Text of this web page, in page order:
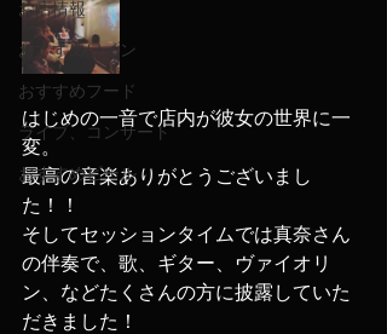
お店情報
おすすめワイン
おすすめフード
ライブ、コンサート
おすすめビール
はじめの一音で店内が彼女の世界に一
変。
最高の音楽ありがとうございまし
た！！
そしてセッションタイムでは真奈さん
の伴奏で、歌、ギター、ヴァイオリ
ン、などたくさんの方に披露していた
だきました！